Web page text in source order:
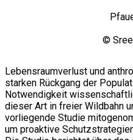
©
Lebensraumverlust und
starken Rückgang der
Notwendigkeit
dieser Art in freier Wildbahn
vorliegende Studie
um proaktive